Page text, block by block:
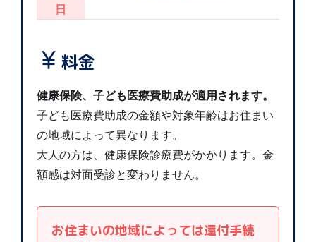
日
 料金
健康保険、子ども医療費助成が適用されます。
子ども医療費助成の金額や対象年齢はお住まい
の地域によって異なります。
大人の方は、健康保険診療費がかかります。金
額感は対面受診と変わりません。
お住まいの地域によっては還付手続